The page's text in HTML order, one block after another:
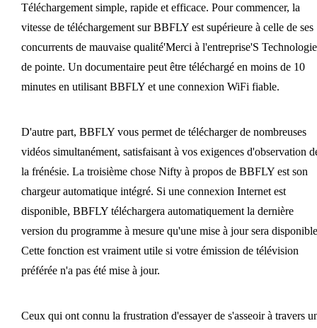
Téléchargement simple, rapide et efficace. Pour commencer, la
vitesse de téléchargement sur BBFLY est supérieure à celle de ses
concurrents de mauvaise qualité'Merci à l'entreprise'S Technologie
de pointe. Un documentaire peut être téléchargé en moins de 10
minutes en utilisant BBFLY et une connexion WiFi fiable.
D'autre part, BBFLY vous permet de télécharger de nombreuses
vidéos simultanément, satisfaisant à vos exigences d'observation
la frénésie. La troisième chose Nifty à propos de BBFLY est son
chargeur automatique intégré. Si une connexion Internet est
disponible, BBFLY téléchargera automatiquement la dernière
version du programme à mesure qu'une mise à jour sera
Cette fonction est vraiment utile si votre émission de télévision
préférée n'a pas été mise à jour.
Ceux qui ont connu la frustration d'essayer de s'asseoir à travers